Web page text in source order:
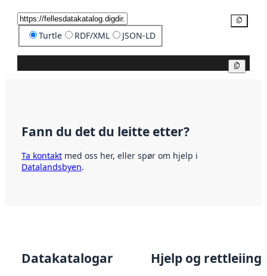
Turtle RDF/XML JSON-LD
Fann du det du leitte etter?
Ta kontakt med oss her, eller spør om hjelp i
Datalandsbyen.
Datakatalogar Hjelp og rettleiing